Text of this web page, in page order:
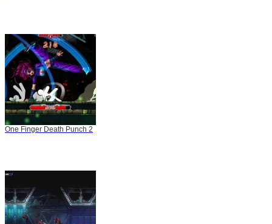
One Finger Death Punch 2